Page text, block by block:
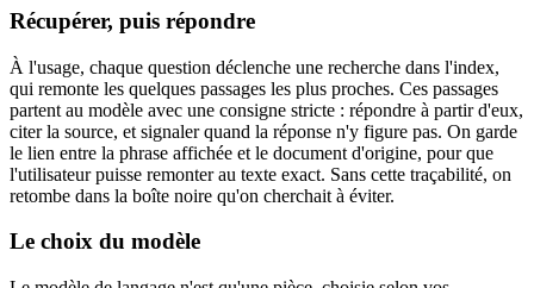
Récupérer, puis répondre
À l'usage, chaque question déclenche une recherche dans l'index,
qui remonte les quelques passages les plus proches. Ces passages
partent au modèle avec une consigne stricte : répondre à partir d'eux,
citer la source, et signaler quand la réponse n'y figure pas. On garde
le lien entre la phrase affichée et le document d'origine, pour que
l'utilisateur puisse remonter au texte exact. Sans cette traçabilité, on
retombe dans la boîte noire qu'on cherchait à éviter.
Le choix du modèle